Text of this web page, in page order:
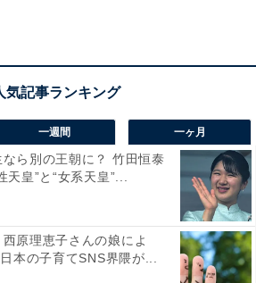
麺」と「レモン冷麺」は夏に常備
冷やし麺
の冷凍「ロースカツ」を発売！ 6月
入限定で販売
ッグは「大容量」「しっかり保
一週間 一ヶ月
なら別の王朝に？ 竹田恒泰
皇”と“女系天皇”...
西原理恵子さんの娘によ
本の子育てSNS界隈が...